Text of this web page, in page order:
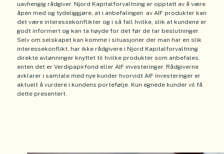
uavhengig rådgiver. Njord Kapitalforvaltning er opptatt av å være
åpen med og tydeliggjøre, at i anbefalingen av AIF produkter kan
det være interessekonflikter og i så fall hvilke, slik at kundene er
godt informert og kan ta høyde for det før de tar beslutninger.
Selv om selskapet kan komme i situasjoner der man har en slik
interessekonflikt, har ikke rådgivere i Njord Kapitalforvaltning
direkte avlønninger knyttet til hvilke produkter som anbefales,
enten det er Verdipapirfond eller AIF investeringer. Rådgiverne
avklarer i samtale med nye kunder hvorvidt AIF investeringer er
aktuelt å vurdere i kundens portefølje. Kun egnede kunder vil få
dette presentert.